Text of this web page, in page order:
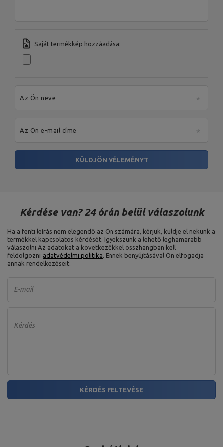
Saját termékkép hozzáadása:
Az Ön neve
Az Ön e-mail címe
KÜLDJÖN VÉLEMÉNYT
Kérdése van? 24 órán belül válaszolunk
Ha a fenti leírás nem elegendő az Ön számára, kérjük, küldje el nekünk a
termékkel kapcsolatos kérdését. Igyekszünk a lehető leghamarabb
válaszolni.Az adatokat a következőkkel összhangban kell
feldolgozni adatvédelmi politika. Ennek benyújtásával Ön elfogadja
annak rendelkezéseit.
E-mail
Kérdés
KÉRDÉS FELTEVÉSE